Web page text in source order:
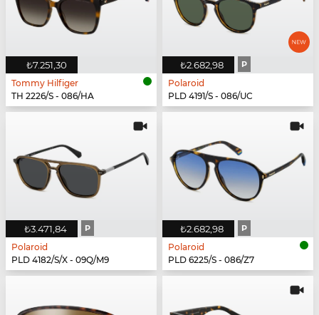
₺7.251,30
Tommy Hilfiger
TH 2226/S - 086/HA
₺2.682,98 P
Polaroid
PLD 4191/S - 086/UC
₺3.471,84 P
Polaroid
PLD 4182/S/X - 09Q/M9
₺2.682,98 P
Polaroid
PLD 6225/S - 086/Z7